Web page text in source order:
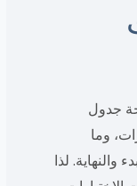
جدول
وما
والنهاية. لذا